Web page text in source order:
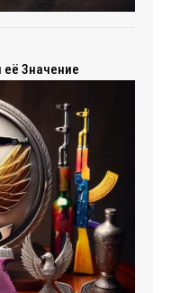
её Значение